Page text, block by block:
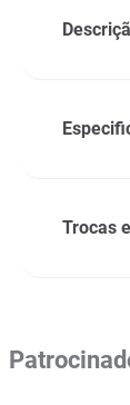
Trocas